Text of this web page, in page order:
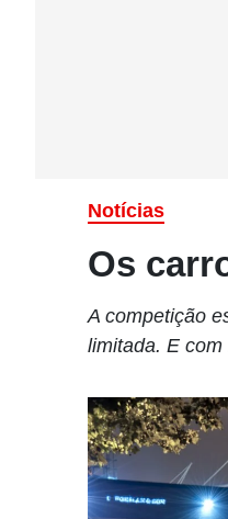
Notícias
Os
A competição
limitada. E